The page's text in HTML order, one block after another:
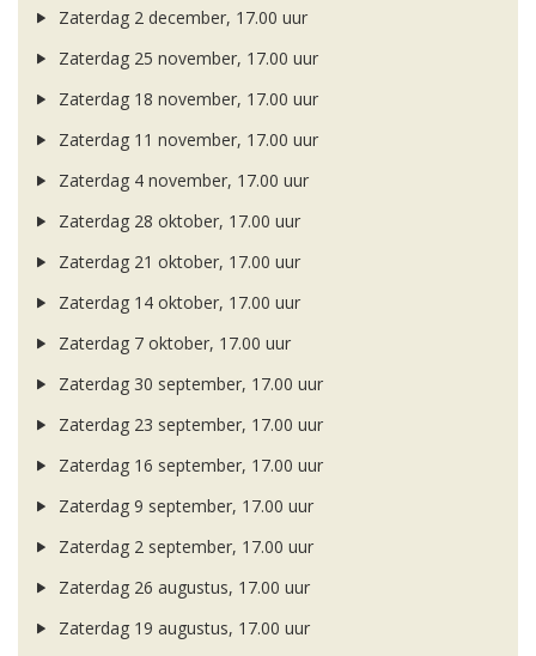
Zaterdag 2 december, 17.00 uur
Zaterdag 25 november, 17.00 uur
Zaterdag 18 november, 17.00 uur
Zaterdag 11 november, 17.00 uur
Zaterdag 4 november, 17.00 uur
Zaterdag 28 oktober, 17.00 uur
Zaterdag 21 oktober, 17.00 uur
Zaterdag 14 oktober, 17.00 uur
Zaterdag 7 oktober, 17.00 uur
Zaterdag 30 september, 17.00 uur
Zaterdag 23 september, 17.00 uur
Zaterdag 16 september, 17.00 uur
Zaterdag 9 september, 17.00 uur
Zaterdag 2 september, 17.00 uur
Zaterdag 26 augustus, 17.00 uur
Zaterdag 19 augustus, 17.00 uur